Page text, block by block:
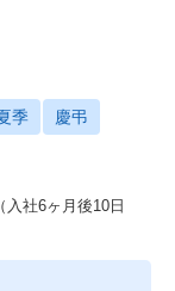
季 慶弔
社6ヶ月後10日